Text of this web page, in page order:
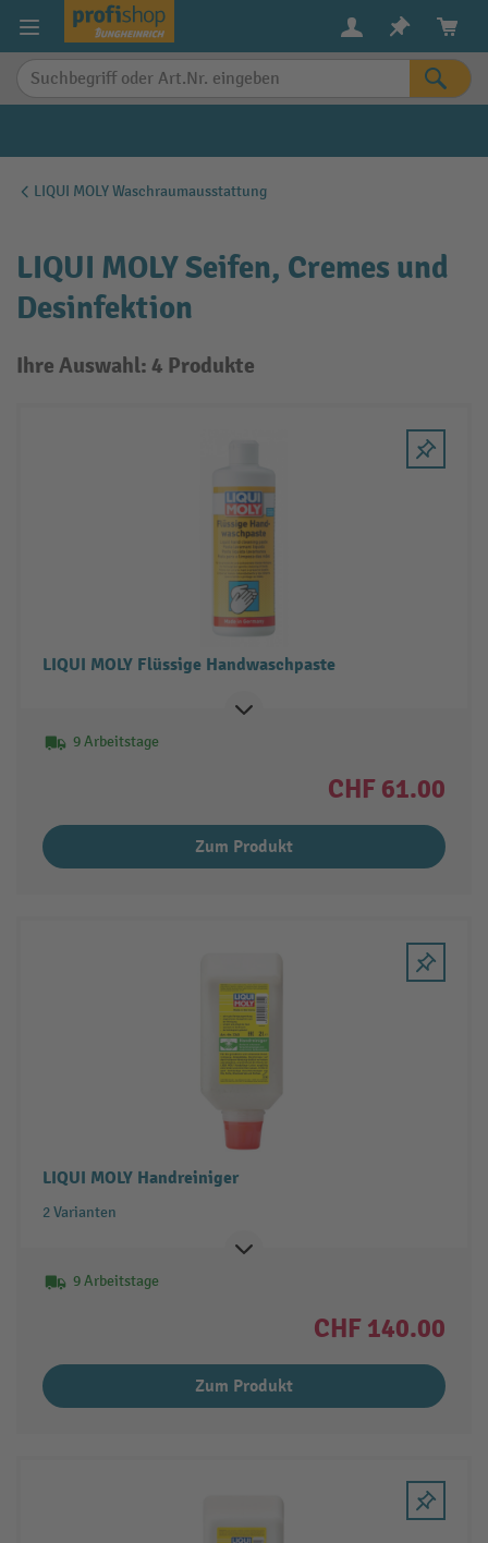
springen
LIQUI MOLY Waschraumausstattung
LIQUI MOLY Seifen, Cremes und
Desinfektion
Ihre Auswahl: 4 Produkte
LIQUI MOLY Flüssige Handwaschpaste
9 Arbeitstage
CHF 61.00
Zum Produkt
LIQUI MOLY Handreiniger
2 Varianten
9 Arbeitstage
CHF 140.00
Zum Produkt